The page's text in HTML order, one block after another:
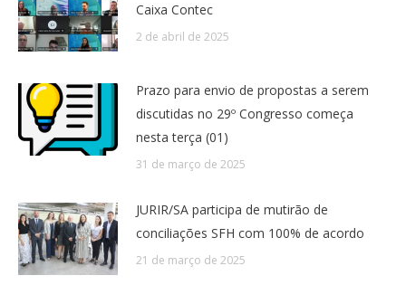
Caixa Contec
2 de abril de 2025
Prazo para envio de propostas a serem
discutidas no 29º Congresso começa
nesta terça (01)
31 de março de 2025
JURIR/SA participa de mutirão de
conciliações SFH com 100% de acordo
21 de março de 2025